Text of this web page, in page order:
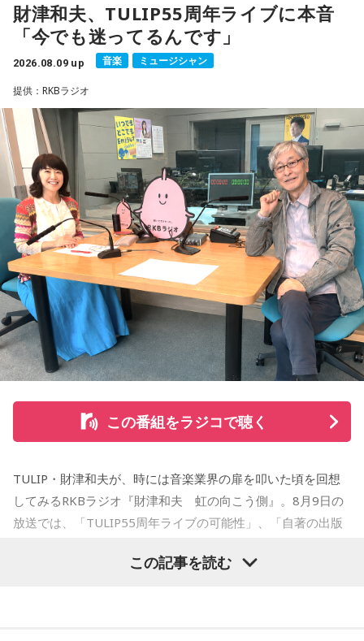
18年に及ぶ「宇宙兄弟」の連載完結のタイミングでの出演と
なり、「宇宙兄弟」誕生のエピソードや「キャラクターに出
会う」というキャラクター造形について、ストーリーの発想
小山宙哉をゲストに迎える特別番組『マンガのラジオ 宇宙兄
弟スペシャル supported by viviON』は8月16日（日）19時
から放送。放送後には、地上波本編で未公開の音源を含むデ
ィレクターズカット版のポッドキャスト配信も予定してい
る。
【小山宙哉プロフィール】
1978年生 京都府出身 京都市立銅駝美術工芸高等学校（現：
京都市立美術工芸高等学校）、大阪市立デザイン教育研究所
卒業。デザイン会社勤務を経て、「モーニング」に持ち込み
をした『ジジジイ』で第14回MANGA OPEN審査委員賞（わ
たせせいぞう賞）受賞。『劇団JET’S』で第15回MANGA
OPEN大賞受賞。2006年『ハルジャン』『ジジジイ-GGG-』
を連載。
2007年12月、初の週刊連載作品『宇宙兄弟』連載開始。同作
で2010年 第56回小学館漫画賞一般向け部門、2011年 第35回
講談社漫画賞一般部門、2014年 手塚治虫文化賞読者賞を受
賞。TVアニメ、実写映画等、多くのメディアミックスを果た
財津和夫、TULIP55周年ライブに本音
「今でも迷ってるんです」
2026.08.09 up 音楽 ミュージシャン
提供：RKBラジオ
この番組をラジコで聴く
TULIP・財津和夫が、時には音楽業界の扉を叩いた頃を回想
してみるRKBラジオ『財津和夫 虹の向こう側』。8月9日の
放送では、「TULIP55周年ライブの可能性」、「自著の出版
た古今のトピックスが盛りだくさんです。
この記事を読む